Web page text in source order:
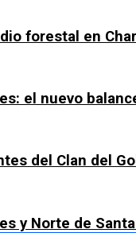
forestal en
el nuevo
del Clan del
y Norte de